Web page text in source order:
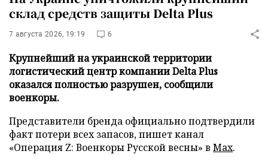
склад средств защиты Delta Plus
7 августа 2026, 19:19 6
Крупнейший на украинской территории
логистический центр компании Delta Plus
оказался полностью разрушен, сообщили
военкоры.
Представители бренда официально подтвердили
факт потери всех запасов, пишет канал
«Операция Z: Военкоры Русской весны» в Max.